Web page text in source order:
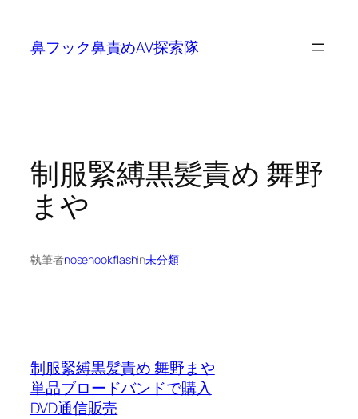
鼻フック鼻責めAV探索隊
制服緊縛黒髪責め 舞野
まや
執筆者nosehookflashin未分類
制服緊縛黒髪責め 舞野まや
単品ブロードバンドで購入
DVD通信販売